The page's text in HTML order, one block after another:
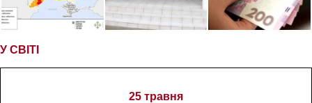
У СВІТІ
25 травня